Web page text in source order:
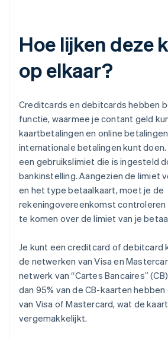
Hoe lijken deze
op elkaar?
Creditcards en debitcards hebben
functie, waarmee je contant geld
kaartbetalingen en online
internationale betalingen kunt
een gebruikslimiet die is ingesteld
bankinstelling. Aangezien de limiet
en het type betaalkaart, moet je de
rekeningovereenkomst
te komen over de limiet van je
Je kunt een creditcard of debitcard
de netwerken van Visa en
netwerk van “Cartes Bancaires”
dan 95% van de CB-kaarten
van Visa of Mastercard, wat de
vergemakkelijkt.